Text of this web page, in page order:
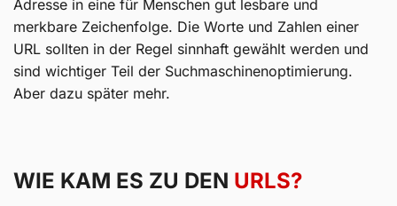
Adresse in eine für Menschen gut lesbare und
merkbare Zeichenfolge. Die Worte und Zahlen einer
URL sollten in der Regel sinnhaft gewählt werden und
sind wichtiger Teil der Suchmaschinenoptimierung.
Aber dazu später mehr.
WIE KAM ES ZU DEN URLS?